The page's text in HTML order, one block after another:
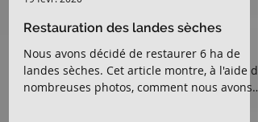
Urs
19 févr. 2020